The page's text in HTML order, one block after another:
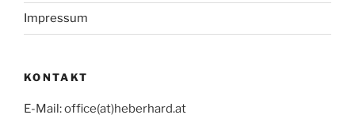
Impressum
KONTAKT
E-Mail: office(at)heberhard.at